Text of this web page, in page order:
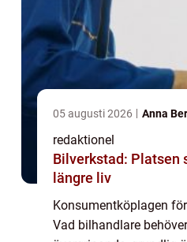
05 augusti 2026 Anna
redaktionel
Bilverkstad: Platsen
längre liv
Konsumentköplagen
Vad bilhandlare